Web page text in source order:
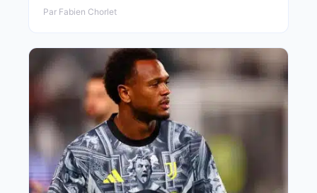
Par Fabien Chorlet